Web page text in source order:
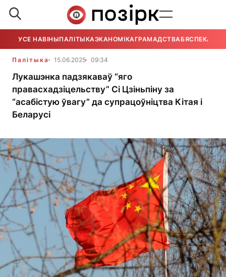
УСЕ НАВІНЫПАЛІТЫКАЭКАНОМІКАГРАМАДСТВАБЯСПЕКА
Палітыка 15.06.2025 09:34
Лукашэнка падзякаваў “яго
правасхадзіцельству” Сі Цзіньпіну за
“асабістую ўвагу” да супрацоўніцтва Кітая і
Беларусі